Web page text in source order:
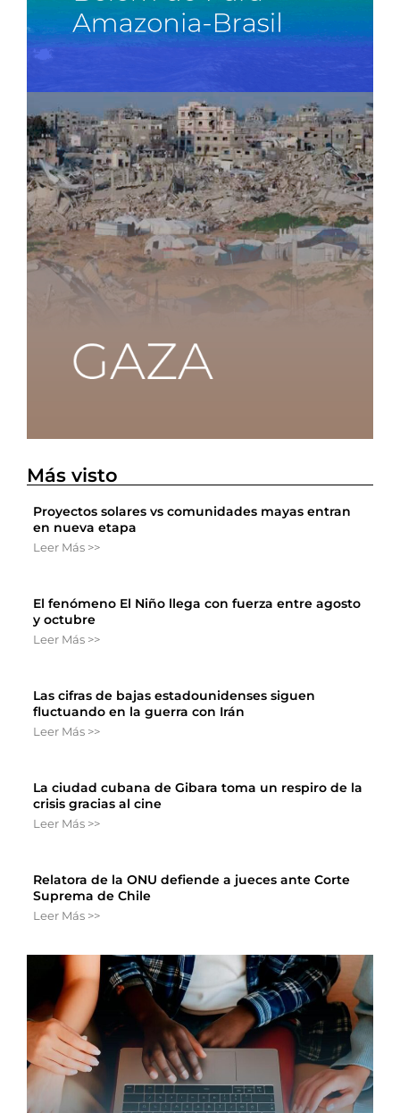
Más visto
Proyectos solares vs comunidades mayas entran
en nueva etapa
Leer Más >>
El fenómeno El Niño llega con fuerza entre agosto
y octubre
Leer Más >>
Las cifras de bajas estadounidenses siguen
fluctuando en la guerra con Irán
Leer Más >>
La ciudad cubana de Gibara toma un respiro de la
crisis gracias al cine
Leer Más >>
Relatora de la ONU defiende a jueces ante Corte
Suprema de Chile
Leer Más >>